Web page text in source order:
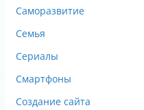
Саморазвитие
Семья
Сериалы
Смартфоны
Создание сайта